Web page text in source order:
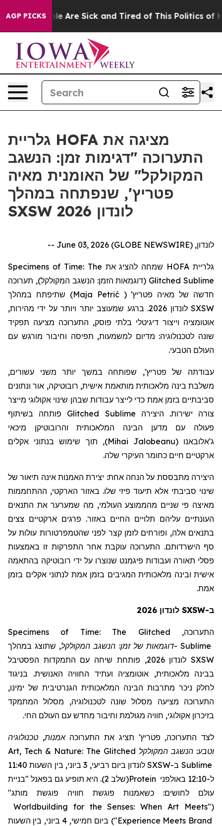
AGP PICKS
“People Are Sick and Tired of This Politics of
גלריית HOFA מציגה את
התערוכה "דגימות זמן: הנשגב
המקולקל" של האומנית מאיה
פטריץ', שנפתחה במהלך
SXSW לונדון 2026
לונדון, June 03, 2026 (GLOBE NEWSWIRE) --
גלריית HOFA שמחה להציג את Specimens of Time: The
Glitched Sublime (דוגמאות הזמן: הנשגב המקולקל), תערוכה
חדשה של מאיה פטריץ'
(
Maja Petrić
) שתיפתח במהלך
SXSW
לונדון 2026. ברגע שמעוצב יותר ויותר על ידי מהירות,
אוטומציה וייצור דיגיטלי בלתי פוסק, התערוכה מציעה תפקיד
שונה לטכנולוגיה: מדיום למשמעות, תפיסה וחיבור מורגש עם
העולם הטבעי.
עבודתה של פטריץ', שפותחה במשך יותר משני עשורים,
משלבת בינה מלאכותית מותאמת אישית, רובוטיקה, אור ונתונים
סביבתיים בזמן אמת כדי לייצר עבודות שבהן שינוי אקולוגי מייצר
צורה ישירות. היצירה Glitched Sublime פותחה בשיתוף
פעולה עם מדען הבינה המלאכותית והרובוטיקן
מיכאי
ג'אלובאנו (
Mihai Jalobeanu
), תוך שימוש בנתוני אקלים
ארקטיים חיים כחומר העיקרי שלה.
היצירה מתבססת על הנחה אחת: יצירת האמנות אינה תיאור של
שינוי סביבתי אלא תיעוד פיזי שלו. באזור הארקטי, ההתחממות
מאיצה פי שניים מהממוצע העולמי, מה שמערער את התנאים
העונתיים עליהם תלויים החיים באזור. פרגים ארקטיים צצים
בתנאים אלה, ופורחים לזמן קצר לפני שהטמפרטורות עולות על
סף הישרדותם. התערוכה עוקבת אחר התפרקות זו באמצעות
פסלי תאורה ועבודות פיגמנט שנוצרו על ידי רובוטיקה בהתאמה
אישית ובינה מלאכותית המגיבים בזמן אמת לנתוני אקלים בזמן
אמת.
ב-SXSW לונדון 2026
התערוכה, Specimens of Time: The Glitched
Sublime
-דוגמאות של זמן: הנשגב המקולקל, שתוצג במהלך
SXSW
לונדון 2026, פותחת שיחה עם התמקדות הפסטיבל
בבינה מלאכותית, אוטומציה ועתיד החוויה האנושית. בניגוד
לחלק ניכר מתרבות הבינה המלאכותית הגנרטיבית של ימינו,
התערוכה מציעה מסלול שונה לטכנולוגיה, מסלול המתמקד
בזיכרון אקולוגי, חוויה מגולמת וחיבור מחדש עם העולם החי.
לצד התערוכה, פטריץ' תציג את התערוכה אמנות, טכנולוגיה
וטבע: הנשגב המקולקל Art, Tech & Nature: The Glitched
Sublime ב-SXSW
לונדון ביום רביעי, 3 ביוני, בין השעות 11:40
ל-12:10 באולפני
Protein(שלב 2). היא תופיע גם בפאנל
"בניית
עולם לחושים: כשאמנות פוגשת חוויה פוגשת מותג"
(
"
Worldbuilding for the Senses: When Art Meets
Experience Meets Brand
"
)
ביום חמישי, 4 ביוני, בין השעות